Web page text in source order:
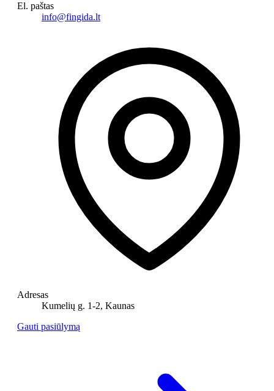
El. paštas
info@fingida.lt
Adresas
Kumelių g. 1-2, Kaunas
Gauti pasiūlymą